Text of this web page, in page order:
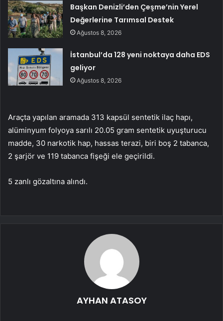
Başkan Denizli’den Çeşme’nin Yerel
Değerlerine Tarımsal Destek
Ağustos 8, 2026
İstanbul’da 128 yeni noktaya daha EDS
geliyor
Ağustos 8, 2026
Araçta yapılan aramada 313 kapsül sentetik ilaç hapı,
alüminyum folyoya sarılı 20.05 gram sentetik uyuşturucu
madde, 30 narkotik hap, hassas terazi, biri boş 2 tabanca,
2 şarjör ve 119 tabanca fişeği ele geçirildi.
5 zanlı gözaltına alındı.
AYHAN ATASOY